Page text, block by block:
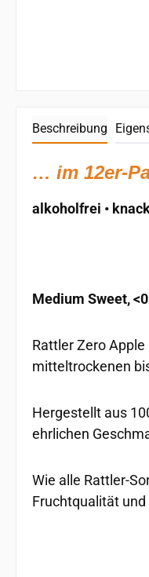
Beschreibung
… im 12er-
alkoholfrei •
Medium Sweet,
Rattler Zero
mitteltrockenen
Hergestellt aus
ehrlichen
Wie alle Rattler-
Fruchtqualität